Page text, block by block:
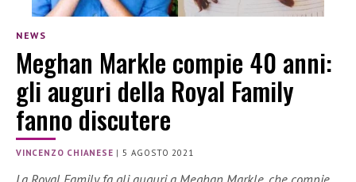
NEWS
Meghan Markle compie 40 anni:
gli auguri della Royal Family
fanno discutere
VINCENZO CHIANESE |5 AGOSTO 2021